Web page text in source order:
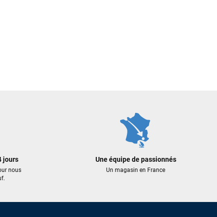
jours
nous
Une équipe de passionnés
Un magasin en France